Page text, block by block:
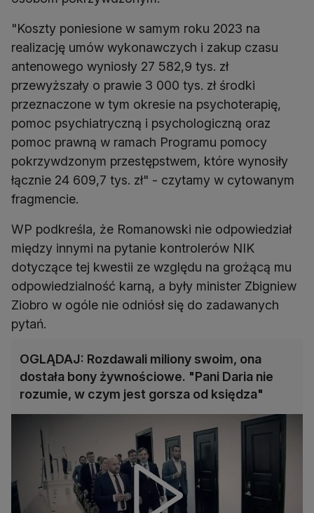
"Koszty poniesione w samym roku 2023 na
realizację umów wykonawczych i zakup czasu
antenowego wyniosły 27 582,9 tys. zł
przewyższały o prawie 3 000 tys. zł środki
przeznaczone w tym okresie na psychoterapię,
pomoc psychiatryczną i psychologiczną oraz
pomoc prawną w ramach Programu pomocy
pokrzywdzonym przestępstwem, które wynosiły
łącznie 24 609,7 tys. zł" - czytamy w cytowanym
fragmencie.
WP podkreśla, że Romanowski nie odpowiedział
między innymi na pytanie kontrolerów NIK
dotyczące tej kwestii ze względu na grożącą mu
odpowiedzialność karną, a były minister Zbigniew
Ziobro w ogóle nie odniósł się do zadawanych
pytań.
OGLĄDAJ: Rozdawali miliony swoim, ona
dostała bony żywnościowe. "Pani Daria nie
rozumie, w czym jest gorsza od księdza"